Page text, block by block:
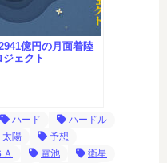
億円の月面着陸
ジェクト
ハード
ハードル
太陽
予想
Ａ 電池
衛星